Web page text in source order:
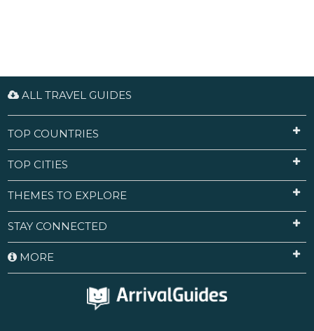
ALL TRAVEL GUIDES
TOP COUNTRIES
TOP CITIES
THEMES TO EXPLORE
STAY CONNECTED
MORE